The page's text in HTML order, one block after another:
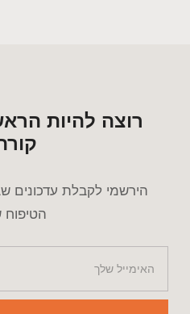
רוצה להיות
הירשמי לקבלת עדכונים